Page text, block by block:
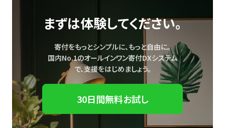
まずは体験してください。
寄付をもっとシンプルに、もっと自由に。
国内No.1のオールインワン寄付DXシステム
で、支援をはじめましょう。
30日間無料お試し